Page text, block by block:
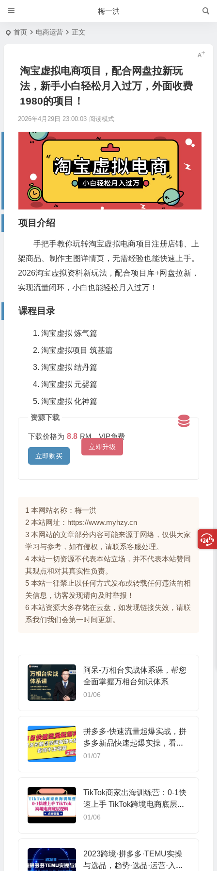
梅一洪
首页 电商运营 正文
淘宝虚拟电商项目，配合网盘拉新玩
法，新手小白轻松月入过万，外面收费
1980的项目！
2026年4月29日 23:00:03 阅读模式
项目介绍
手把手教你玩转淘宝虚拟电商项目注册店铺、上
架商品、制作主图详情页，无需经验也能快速上手。
2026淘宝虚拟资料新玩法，配合项目库+网盘拉新，
实现流量闭环，小白也能轻松月入过万！
课程目录
淘宝虚拟 炼气篇
淘宝虚拟项目 筑基篇
淘宝虚拟 结丹篇
淘宝虚拟 元婴篇
淘宝虚拟 化神篇
资源下载
下载价格为 8.8 RM，VIP免费
立即升级
立即购买
1 本网站名称：梅一洪
2 本站网址：https://www.myhzy.cn
3 本网站的文章部分内容可能来源于网络，仅供大家
学习与参考，如有侵权，请联系客服处理。
4 本站一切资源不代表本站立场，并不代表本站赞同
其观点和对其真实性负责。
5 本站一律禁止以任何方式发布或转载任何违法的相
关信息，访客发现请向及时举报！
6 本站资源大多存储在云盘，如发现链接失效，请联
系我们我们会第一时间更新。
阿呆-万相台实战体系课，帮您
全面掌握万相台知识体系
01/06
拼多多-快速流量起爆实战，拼
多多新品快速起爆实操，看完
不走弯路
01/07
TikTok商家出海训练营：0-1快
速上手 TikTok跨境电商底层逻
辑(无水印)
01/06
2023跨境·拼多多·TEMU实操
与选品，趋势·选品·运营·入住